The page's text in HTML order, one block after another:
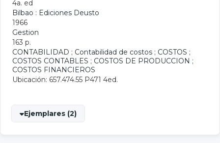
4a. ed
Bilbao : Ediciones Deusto
1966
Gestion
163 p.
CONTABILIDAD ; Contabilidad de costos ; COSTOS ;
COSTOS CONTABLES ; COSTOS DE PRODUCCION ;
COSTOS FINANCIEROS
Ubicación: 657.474.55 P471 4ed.
Ejemplares (2)